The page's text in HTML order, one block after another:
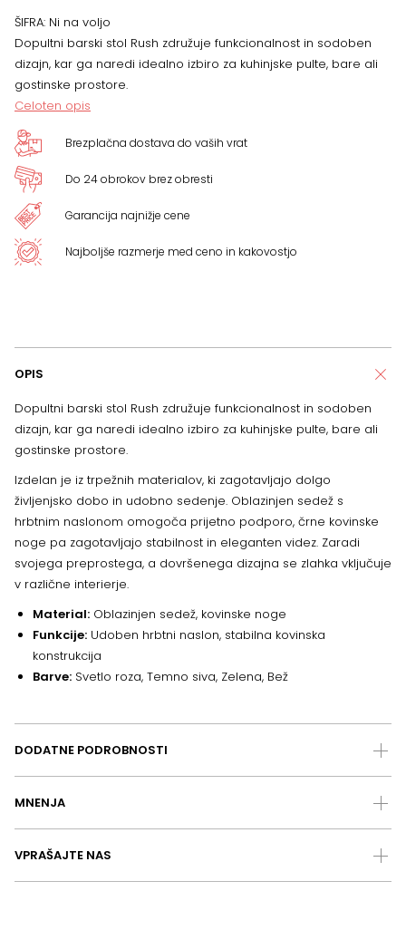
ŠIFRA: Ni na voljo
Dopultni barski stol Rush združuje funkcionalnost in sodoben
dizajn, kar ga naredi idealno izbiro za kuhinjske pulte, bare ali
gostinske prostore.
Celoten opis
Brezplačna dostava do vaših vrat
Do 24 obrokov brez obresti
Garancija najnižje cene
Najboljše razmerje med ceno in kakovostjo
OPIS
Dopultni barski stol Rush združuje funkcionalnost in sodoben
dizajn, kar ga naredi idealno izbiro za kuhinjske pulte, bare ali
gostinske prostore.
Izdelan je iz trpežnih materialov, ki zagotavljajo dolgo
življenjsko dobo in udobno sedenje. Oblazinjen sedež s
hrbtnim naslonom omogoča prijetno podporo, črne kovinske
noge pa zagotavljajo stabilnost in eleganten videz. Zaradi
svojega preprostega, a dovršenega dizajna se zlahka vključuje
v različne interierje.
Material: Oblazinjen sedež, kovinske noge
Funkcije: Udoben hrbtni naslon, stabilna kovinska
konstrukcija
Barve: Svetlo roza, Temno siva, Zelena, Bež
DODATNE PODROBNOSTI
MNENJA
VPRAŠAJTE NAS